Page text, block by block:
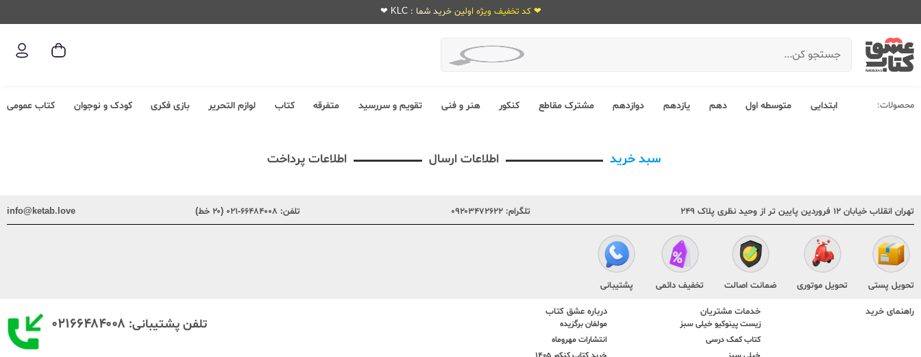
❤ کد تخفیف ویژه اولین خرید شما : KLC ❤
محصولات: ابتدایی متوسطه اول دهم یازدهم دوازدهم مشترک مقاطع کنکور هنر و فنی تقویم و سررسید متفرقه کتاب لوازم التحریر بازی فکری کودک و نوجوان کتاب عمومی
سبد خرید اطلاعات ارسال اطلاعات پرداخت
تهران انقلاب خیابان ۱۲ فروردین پایین تر از وحید نظری پلاک ۲۴۹ تلگرام: ۰۹۲۰۳۴۷۲۶۲۲ تلفن: ۶۶۴۸۴۰۰۸-۰۲۱ (۲۰ خط) info@ketab.love
تحویل پستی تحویل موتوری ضمانت اصالت تخفیف دائمی پشتیبانی
راهنمای خرید خدمات مشتریان
زیست پینوکیو خیلی سبز
کتاب کمک درسی
درباره عشق کتاب
مولفان برگزیده
انتشارات مهروماه
تلفن پشتیبانی: ۰۲۱۶۶۴۸۴۰۰۸